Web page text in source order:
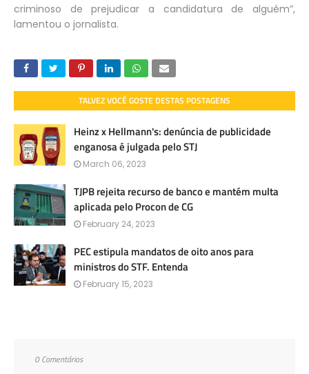
criminoso de prejudicar a candidatura de alguém”,
lamentou o jornalista.
TALVEZ VOCÊ GOSTE DESTAS POSTAGENS
Heinz x Hellmann's: denúncia de publicidade
enganosa é julgada pelo STJ
March 06, 2023
TJPB rejeita recurso de banco e mantém multa
aplicada pelo Procon de CG
February 24, 2023
PEC estipula mandatos de oito anos para
ministros do STF. Entenda
February 15, 2023
0 Comentários